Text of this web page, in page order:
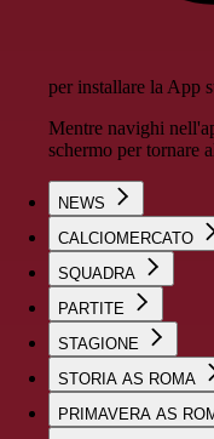
per installare la App
Mentre navighi
schermo per tornare
NEWS
CALCIOMERCATO
SQUADRA
PARTITE
STAGIONE
STORIA AS ROMA
PRIMAVERA AS